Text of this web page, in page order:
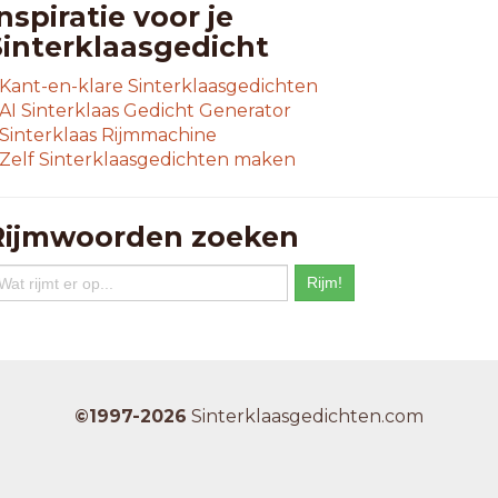
voor je
Kant-en-klare Sinterklaasgedichten
AI Sinterklaas Gedicht Generator
Sinterklaas Rijmmachine
Zelf Sinterklaasgedichten maken
zoeken
©1997-2026 Sinterklaasgedichten.com